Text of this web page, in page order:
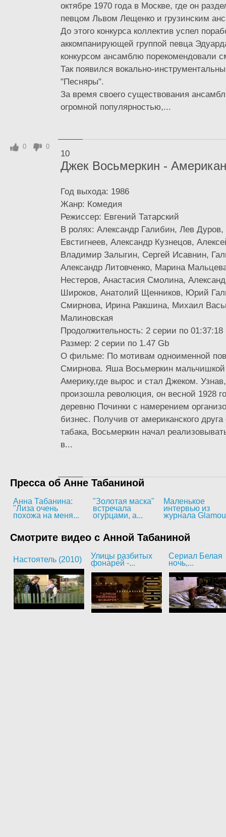
октябре 1970 года в Москве, где он
певцом Львом Лещенко и грузинским
До этого конкурса коллектив успел
аккомпанирующей группой певца
конкурсом ансамблю порекомендовали
Так появился вокально-
"Песняры".
За время своего существования
огромной популярностью,...
10
Джек Восьмеркин -
Год выхода: 1986
Жанр: Комедия
Режиссер: Евгений Татарский
В ролях: Александр Галибин, Лев Дуров,
Евстигнеев, Александр Кузнецов,
Владимир Залыгин, Сергей Исавнин,
Александр Литовченко, Марина
Нестеров, Анастасия Смолина,
Широков, Анатолий Щенников, Юрий
Смирнова, Ирина Ракшина, Михаил
Малиновская
Продолжительность: 2 серии по 01:37:18
Размер: 2 серии по 1.47 Gb
О фильме: По мотивам одноименной
Смирнова. Яша Восьмеркин мальчишкой
Америку,где вырос и стал Джеком.
произошла революция, он весной 1928
деревню Починки с намерением
бизнес. Получив от американского друга
табака, Восьмеркин начал
в...
0 0
Пресса об Анне Табаниной
Анна Табанина:
"Лиза очень
похожа на меня...
"Золотая маска"
встречала
огурцами, а...
Маленькое
интервью из
журнала
Смотрите видео с Анной Табаниной
Настоятель (2010)
Улицы разбитых
фонарей -...
Сериал Белая
ночь,...